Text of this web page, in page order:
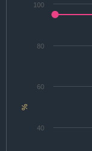
%
40
60
80
100